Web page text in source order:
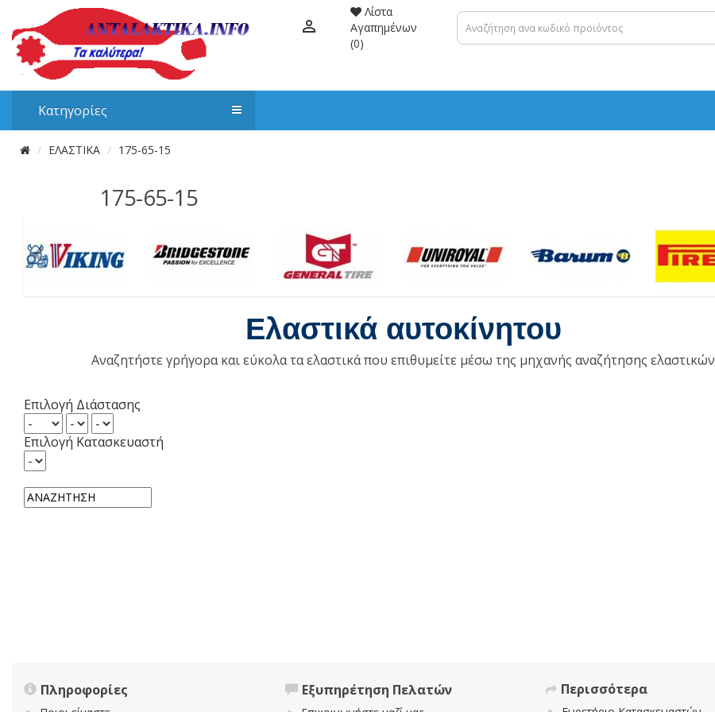
Λίστα
Αγαπημένων
(0)
Κατηγορίες
ΕΛΑΣΤΙΚΑ 175-65-15
175-65-15
Ελαστικά αυτοκίνητου
Αναζητήστε γρήγορα και εύκολα τα ελαστικά που επιθυμείτε μέσω της μηχανής αναζήτησης ελαστικών
Επιλογή Διάστασης
Επιλογή Κατασκευαστή
Πληροφορίες Εξυπηρέτηση Πελατών Περισσότερα